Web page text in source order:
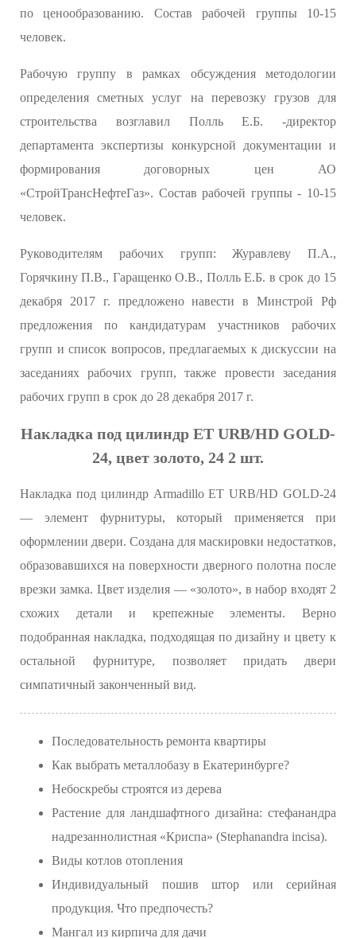
по ценообразованию. Состав рабочей группы 10-15
человек.
Рабочую группу в рамках обсуждения методологии
определения сметных услуг на перевозку грузов для
строительства возглавил Полль Е.Б. -директор
департамента экспертизы конкурсной документации и
формирования договорных цен АО
«СтройТрансНефтеГаз». Состав рабочей группы - 10-15
человек.
Руководителям рабочих групп: Журавлеву П.А.,
Горячкину П.В., Гаращенко О.В., Полль Е.Б. в срок до 15
декабря 2017 г. предложено навести в Минстрой Рф
предложения по кандидатурам участников рабочих
групп и список вопросов, предлагаемых к дискуссии на
заседаниях рабочих групп, также провести заседания
рабочих групп в срок до 28 декабря 2017 г.
Накладка под цилиндр ET URB/HD GOLD-
24, цвет золото, 24 2 шт.
Накладка под цилиндр Armadillo ET URB/HD GOLD-24
— элемент фурнитуры, который применяется при
оформлении двери. Создана для маскировки недостатков,
образовавшихся на поверхности дверного полотна после
врезки замка. Цвет изделия — «золото», в набор входят 2
схожих детали и крепежные элементы. Верно
подобранная накладка, подходящая по дизайну и цвету к
остальной фурнитуре, позволяет придать двери
симпатичный законченный вид.
Последовательность ремонта квартиры
Как выбрать металлобазу в Екатеринбурге?
Небоскребы строятся из дерева
Растение для ландшафтного дизайна: стефанандра
надрезаннолистная «Криспа» (Stephanandra incisa).
Виды котлов отопления
Индивидуальный пошив штор или серийная
продукция. Что предпочесть?
Мангал из кирпича для дачи